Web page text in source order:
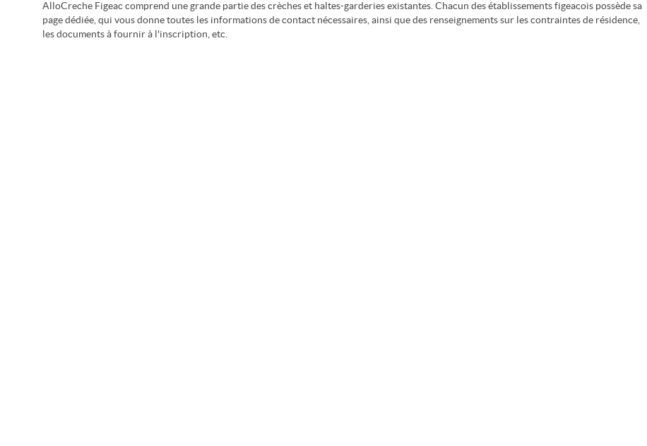
AlloCreche Figeac comprend une grande partie des crèches et haltes-garderies existantes. Chacun des établissements figeacois possède sa
page dédiée, qui vous donne toutes les informations de contact nécessaires, ainsi que des renseignements sur les contraintes de résidence,
les documents à fournir à l'inscription, etc.